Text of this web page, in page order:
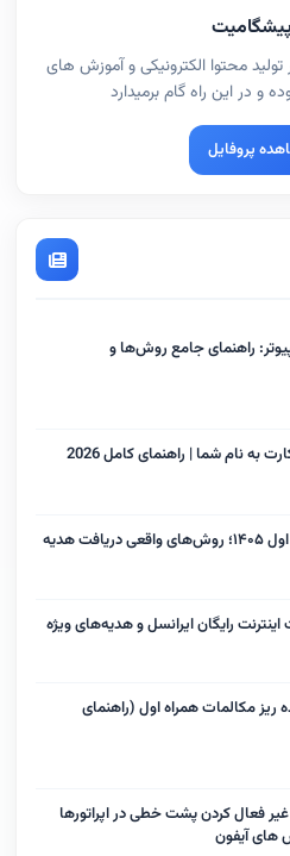
محتوا الکترونیکی و آموزش های
و در این راه گام برمیدارد
پروفایل
راهنمای جامع روش‌ها و
به نام شما | راهنمای کامل 2026
هدیه
رایگان ایرانسل و هدیه‌های ویژه
مکالمات همراه اول (راهنمای
فعال کردن پشت خطی در اپراتورها
های آیفون